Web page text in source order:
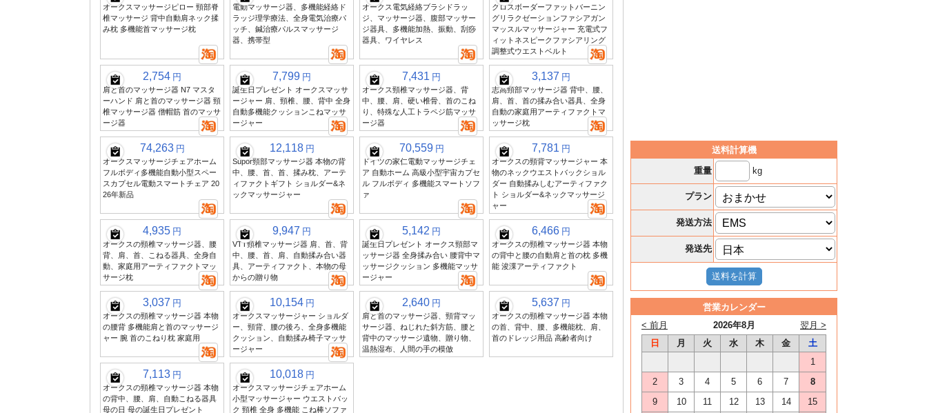
オークスマッサージピロー 頸部脊
椎マッサージ 背中自動肩ネック揉
み枕 多機能首マッサージ枕
電動マッサージ器、多機能経絡ド
ラッジ理学療法、全身電気治療パ
ッチ、鍼治療パルスマッサージ
器、携帯型
オークス電気経絡ブラシドラッ
ジ、マッサージ器、腹部マッサー
ジ器具、多機能加熱、振動、刮痧
器具、ワイヤレス
クロスボーダーファットバーニン
グリラクゼーションファシアガン
マッスルマッサージャー 充電式フ
ィットネスピークファシアリング
調整式ウエストベルト
2,754 円
肩と首のマッサージ器 N7 マスタ
ーハンド 肩と首のマッサージ器 頸
椎マッサージ器 僧帽筋 首のマッサ
ージ器
7,799 円
誕生日プレゼント オークスマッサ
ージャー 肩、頸椎、腰、背中 全身
自動多機能クッションこねマッサ
ージャー
7,431 円
オークス頸椎マッサージ器、背
中、腰、肩、硬い椎骨、首のこね
り、特殊な人工トラペジ筋マッサ
ージ器
3,137 円
志高頸部マッサージ器 背中、腰、
肩、首、首の揉み合い器具、全身
自動の家庭用アーティファクトマ
ッサージ枕
74,263 円
オークスマッサージチェアホーム
フルボディ多機能自動小型スペー
スカプセル電動スマートチェア 20
26年新品
12,118 円
Supor頸部マッサージ器 本物の背
中、腰、首、首、揉み枕、アーテ
ィファクトギフト ショルダー&ネ
ックマッサージャー
70,559 円
ドイツの家仁電動マッサージチェ
ア 自動ホーム 高級小型宇宙カプセ
ル フルボディ 多機能スマートソフ
ァ
7,781 円
オークスの頸背マッサージャー 本
物のネックウエストバックショル
ダー 自動揉みしむアーティファク
ト ショルダー&ネックマッサージ
ャー
4,935 円
オークスの頸椎マッサージ器、腰
背、肩、首、こねる器具、全身自
動、家庭用アーティファクトマッ
サージ枕
9,947 円
VTT頸椎マッサージ器 肩、首、背
中、腰、首、肩、自動揉み合い器
具、アーティファクト、本物の母
からの贈り物
5,142 円
誕生日プレゼント オークス頸部マ
ッサージ器 全身揉み合い 腰背中マ
ッサージクッション 多機能マッサ
ージャー
6,466 円
オークスの頸椎マッサージ器 本物
の背中と腰の自動肩と首の枕 多機
能 浚渫アーティファクト
3,037 円
オークスの頸椎マッサージ器 本物
の腰背 多機能肩と首のマッサージ
ャー 腕 首のこねり枕 家庭用
10,154 円
オークスマッサージャー ショルダ
ー、頸背、腰の後ろ、全身多機能
クッション、自動揉み椅子マッサ
ージャー
2,640 円
肩と首のマッサージ器、頸背マッ
サージ器、ねじれた斜方筋、腰と
背中のマッサージ遺物、贈り物、
温熱湿布、人間の手の模倣
5,637 円
オークスの頸椎マッサージ器 本物
の首、背中、腰、多機能枕、肩、
首のドレッジ用品 高齢者向け
7,113 円
オークスの頸椎マッサージ器 本物
の背中、腰、肩、自動こねる器具
母の日 母の誕生日プレゼント
10,018 円
オークスマッサージチェアホーム
小型マッサージャー ウエストバッ
ク 頸椎 全身 多機能 こね棒ソファ
送料計算機
重量
kg
プラン
発送方法
発送先
営業カレンダー
2026年8月
< 前月
翌月 >
日
月 火 水 木 金
土
1
2
3 4 5 6 7
8
9
10 11 12 13 14
15